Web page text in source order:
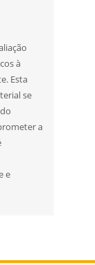
à
Esta
se
a
e